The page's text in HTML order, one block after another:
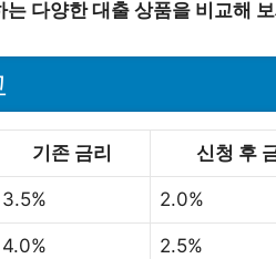
다양한 대출 상품을 비교해
기존 금리 신청 후
3.5% 2.0%
4.0% 2.5%